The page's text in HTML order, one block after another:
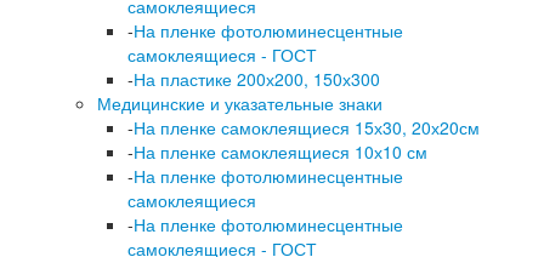
самоклеящиеся
-На пленке фотолюминесцентные
самоклеящиеся - ГОСТ
-На пластике 200х200, 150х300
Медицинские и указательные знаки
-На пленке самоклеящиеся 15х30, 20х20см
-На пленке самоклеящиеся 10х10 см
-На пленке фотолюминесцентные
самоклеящиеся
-На пленке фотолюминесцентные
самоклеящиеся - ГОСТ